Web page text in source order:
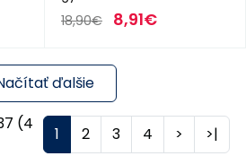
18,90€
8,91€
ďalšie
(4
1 2 3 4 > >|